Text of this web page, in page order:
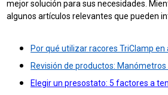
mejor solución para sus necesidades.
algunos artículos relevantes que pueden
Por qué utilizar racores TriClamp
Revisión de productos:
Elegir un presostato: 5 factores a